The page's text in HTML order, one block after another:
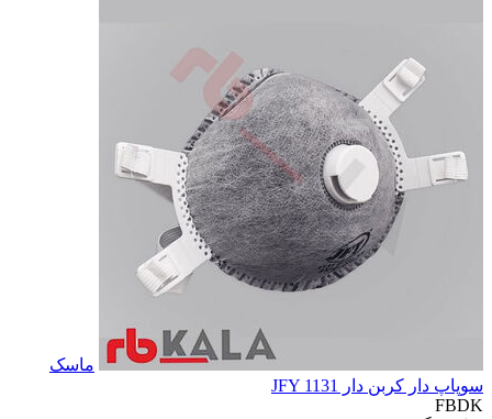
ماسک
سوپاپ دار کربن دار JFY 1131
FBDK